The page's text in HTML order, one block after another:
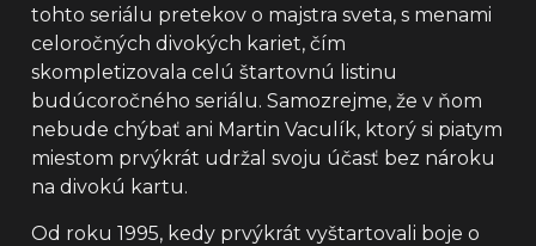
tohto seriálu pretekov o majstra sveta, s menami
celoročných divokých kariet, čím
skompletizovala celú štartovnú listinu
budúcoročného seriálu. Samozrejme, že v ňom
nebude chýbať ani Martin Vaculík, ktorý si piatym
miestom prvýkrát udržal svoju účasť bez nároku
na divokú kartu.
Od roku 1995, kedy prvýkrát vyštartovali boje o